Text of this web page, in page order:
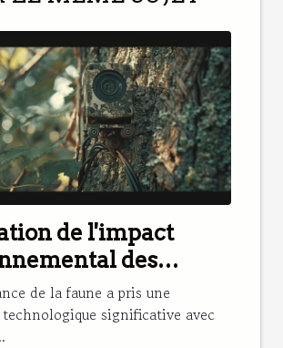
de l'impact
des
de chasse
de la faune a pris une
significative avec